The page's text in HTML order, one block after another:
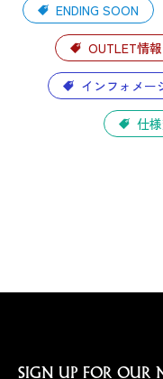
ENDING SOON
OUTLET情報
インフォメー
仕
SIGN UP FOR OUR